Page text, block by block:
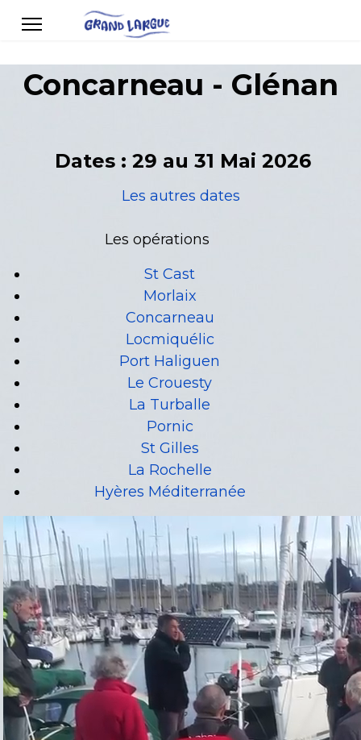
Concarneau - Glénan
Dates : 29 au 31 Mai 2026
Les autres dates
Les opérations
St Cast
Morlaix
Concarneau
Locmiquélic
Port Haliguen
Le Crouesty
La Turballe
Pornic
St Gilles
La Rochelle
Hyères Méditerranée